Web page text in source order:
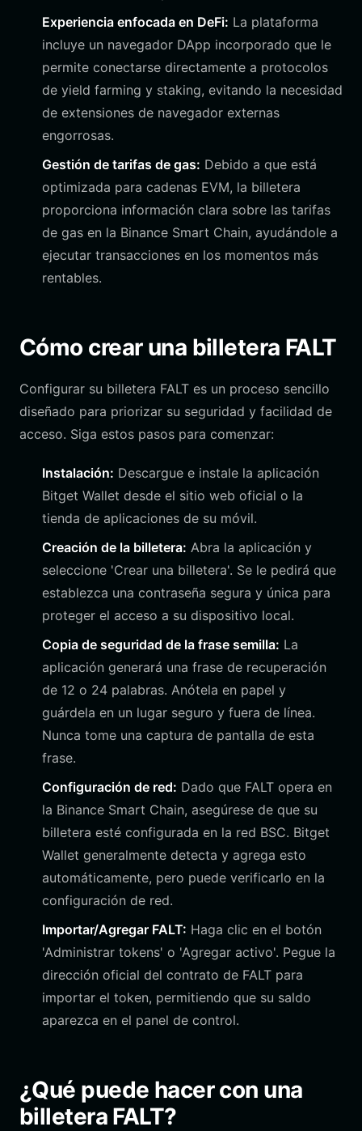
Experiencia enfocada en DeFi: La plataforma
incluye un navegador DApp incorporado que le
permite conectarse directamente a protocolos
de yield farming y staking, evitando la necesidad
de extensiones de navegador externas
engorrosas.
Gestión de tarifas de gas: Debido a que está
optimizada para cadenas EVM, la billetera
proporciona información clara sobre las tarifas
de gas en la Binance Smart Chain, ayudándole a
ejecutar transacciones en los momentos más
rentables.
Cómo crear una billetera FALT
Configurar su billetera FALT es un proceso sencillo
diseñado para priorizar su seguridad y facilidad de
acceso. Siga estos pasos para comenzar:
Instalación: Descargue e instale la aplicación
Bitget Wallet desde el sitio web oficial o la
tienda de aplicaciones de su móvil.
Creación de la billetera: Abra la aplicación y
seleccione 'Crear una billetera'. Se le pedirá que
establezca una contraseña segura y única para
proteger el acceso a su dispositivo local.
Copia de seguridad de la frase semilla: La
aplicación generará una frase de recuperación
de 12 o 24 palabras. Anótela en papel y
guárdela en un lugar seguro y fuera de línea.
Nunca tome una captura de pantalla de esta
frase.
Configuración de red: Dado que FALT opera en
la Binance Smart Chain, asegúrese de que su
billetera esté configurada en la red BSC. Bitget
Wallet generalmente detecta y agrega esto
automáticamente, pero puede verificarlo en la
configuración de red.
Importar/Agregar FALT: Haga clic en el botón
'Administrar tokens' o 'Agregar activo'. Pegue la
dirección oficial del contrato de FALT para
importar el token, permitiendo que su saldo
aparezca en el panel de control.
¿Qué puede hacer con una
billetera FALT?